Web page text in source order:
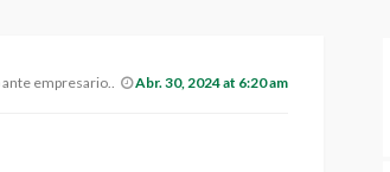
de la AMPI. Abr. 30, 2024 at 6:20 am